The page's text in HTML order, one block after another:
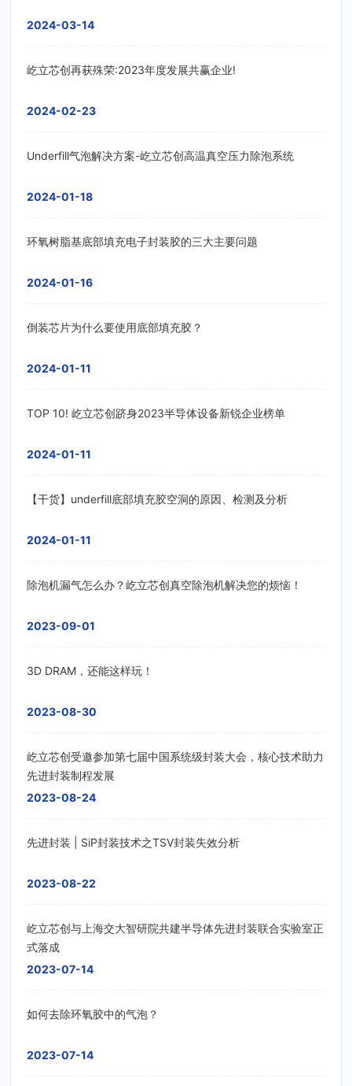
2024-03-14
屹立芯创再获殊荣:2023年度发展共赢企业!
2024-02-23
Underfill气泡解决方案-屹立芯创高温真空压力除泡系统
2024-01-18
环氧树脂基底部填充电子封装胶的三大主要问题
2024-01-16
倒装芯片为什么要使用底部填充胶？
2024-01-11
TOP 10! 屹立芯创跻身2023半导体设备新锐企业榜单
2024-01-11
【干货】underfill底部填充胶空洞的原因、检测及分析
2024-01-11
除泡机漏气怎么办？屹立芯创真空除泡机解决您的烦恼！
2023-09-01
3D DRAM，还能这样玩！
2023-08-30
屹立芯创受邀参加第七届中国系统级封装大会，核心技术助力
先进封装制程发展
2023-08-24
先进封装 | SiP封装技术之TSV封装失效分析
2023-08-22
屹立芯创与上海交大智研院共建半导体先进封装联合实验室正
式落成
2023-07-14
如何去除环氧胶中的气泡？
2023-07-14